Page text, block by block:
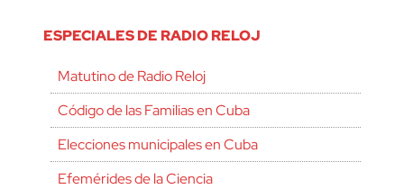
ESPECIALES DE RADIO RELOJ
Matutino de Radio Reloj
Código de las Familias en Cuba
Elecciones municipales en Cuba
Efemérides de la Ciencia